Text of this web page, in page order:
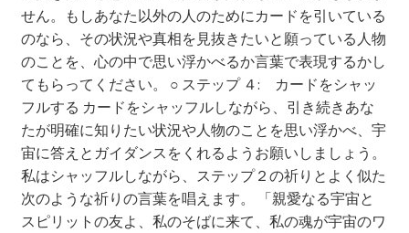
せん。もしあなた以外の人のためにカードを引いている
のなら、その状況や真相を見抜きたいと願っている人物
のことを、心の中で思い浮かべるか言葉で表現するかし
てもらってください。 ○ ステップ ４: カードをシャッ
フルする カードをシャッフルしながら、引き続きあな
たが明確に知りたい状況や人物のことを思い浮かべ、宇
宙に答えとガイダンスをくれるようお願いしましょう。
私はシャッフルしながら、ステップ２の祈りとよく似た
次のような祈りの言葉を唱えます。 「親愛なる宇宙と
スピリットの友よ、私のそばに来て、私の魂が宇宙のワ